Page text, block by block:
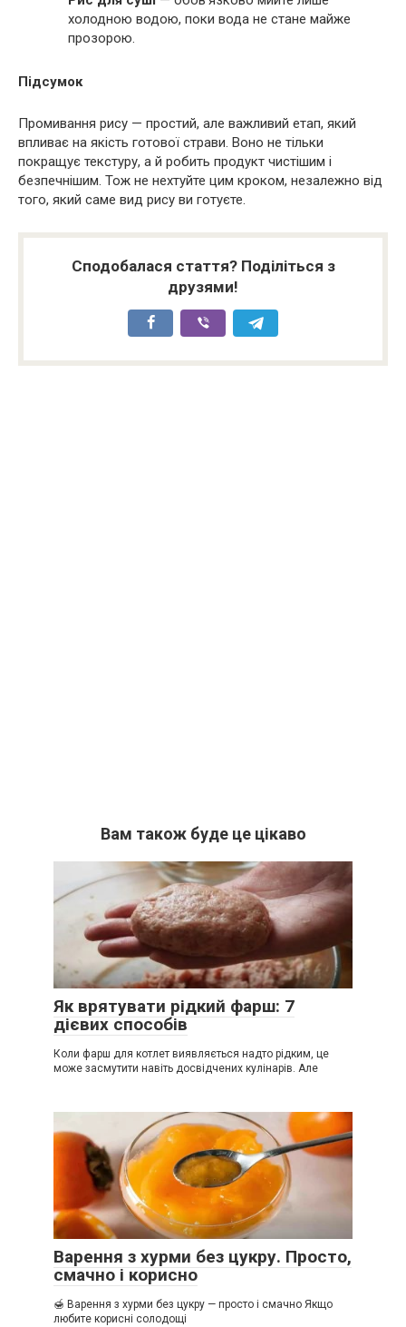
холодною водою, поки вода не стане майже
прозорою.
Підсумок
Промивання рису — простий, але важливий етап, який
впливає на якість готової страви. Воно не тільки
покращує текстуру, а й робить продукт чистішим і
безпечнішим. Тож не нехтуйте цим кроком, незалежно від
того, який саме вид рису ви готуєте.
Сподобалася стаття? Поділіться з
друзями!
Вам також буде це цікаво
Як врятувати рідкий фарш: 7
дієвих способів
Коли фарш для котлет виявляється надто рідким, це
може засмутити навіть досвідчених кулінарів. Але
Варення з хурми без цукру. Просто,
смачно і корисно
🍯 Варення з хурми без цукру — просто і смачно Якщо
любите корисні солодощі